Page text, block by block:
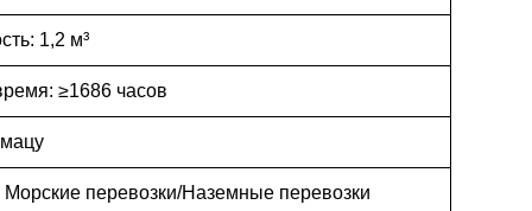
1,2 м³
≥1686 часов
Морские перевозки/Наземные перевозки